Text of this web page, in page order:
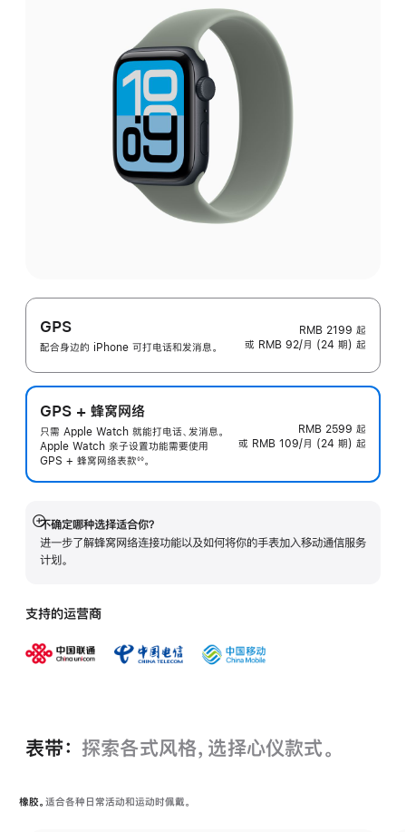
GPS
配合身边的 iPhone 可打电话和发消息。
RMB 2199 起
或 RMB 92/月 (24 期) 起
GPS + 蜂窝网络
只需 Apple Watch 就能打电话、发消息。
Apple Watch 亲子设置功能需要使用
GPS + 蜂窝网络表款◊◊。
RMB 2599 起
或 RMB 109/月 (24 期) 起
不确定哪种选择适合你？
进一步了解蜂窝网络连接功能以及如何将你的手表加入移动通信服务
计划。
展
开
支持的运营商
表带： 探索各式风格，选择心仪款式。
橡胶。 适合各种日常活动和运动时佩戴。